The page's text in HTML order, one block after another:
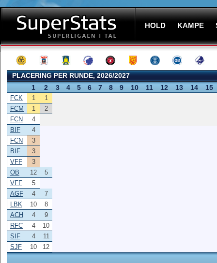
HOLD KAMPE
PLACERING PER RUNDE, 2026/2027
1
2 3 4 5 6 7 8 9 10 11 12 13 14 15
FCK 1
1
FCM
1
2
FCN
4
BIF
4
FCN
3
BIF
3
VFF
3
OB
12
5
VFF
5
AGF
4
7
LBK
10
8
ACH
4
9
RFC
4
10
SIF
4
11
SJF
10 12